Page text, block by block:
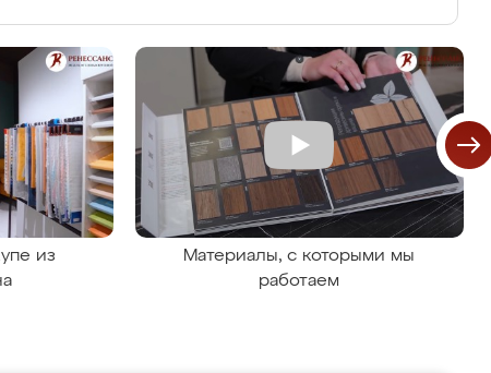
из
Материалы, с которыми мы
работаем